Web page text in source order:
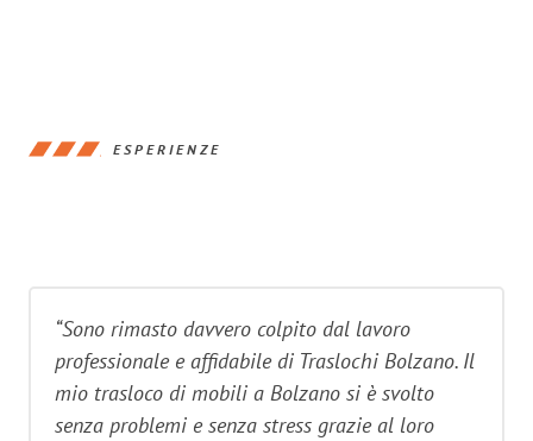
ESPERIENZE
“Sono rimasto davvero colpito dal lavoro
professionale e affidabile di Traslochi Bolzano. Il
mio trasloco di mobili a Bolzano si è svolto
senza problemi e senza stress grazie al loro